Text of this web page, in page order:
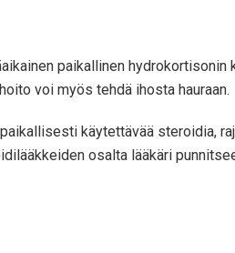
paikallinen hydrokortisonin
voi myös tehdä ihosta hauraan.
käytettävää steroidia,
osalta lääkäri